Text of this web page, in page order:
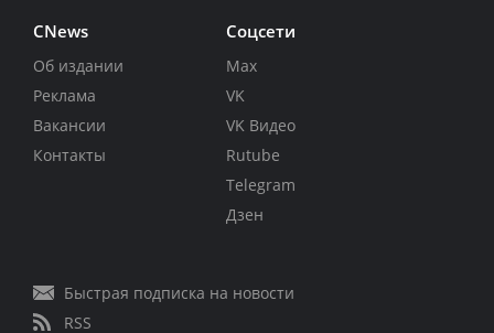
CNews
Об издании
Реклама
Вакансии
Контакты
Соцсети
Max
VK
VK Видео
Rutube
Telegram
Дзен
Быстрая подписка на новости
RSS